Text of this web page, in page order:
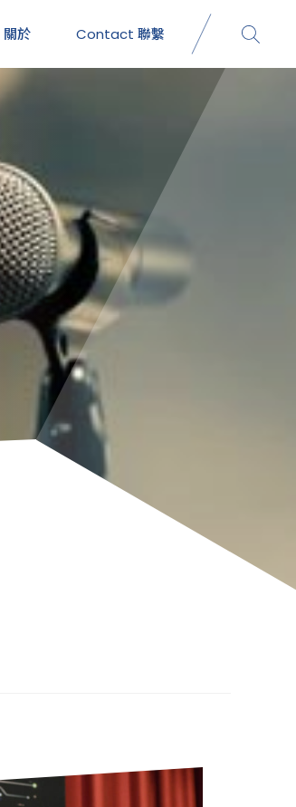
關於 Contact 聯繫